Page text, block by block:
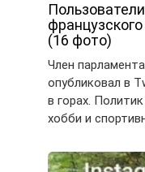
(16 фото)
Член
опубликовал в
в горах.
хобби и